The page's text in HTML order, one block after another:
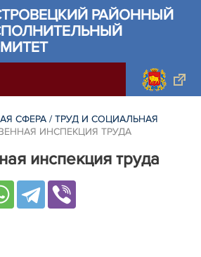
РАЙОННЫЙ
СФЕРА / ТРУД И СОЦИАЛЬНАЯ
ИНСПЕКЦИЯ ТРУДА
инспекция труда